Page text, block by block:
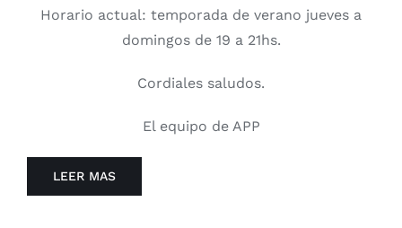
Horario actual: temporada de verano jueves a
domingos de 19 a 21hs.
Cordiales saludos.
El equipo de APP
LEER MAS